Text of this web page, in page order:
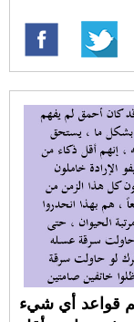
قواعد أي شيء